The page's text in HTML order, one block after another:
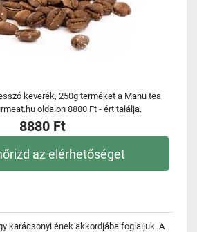
keverék, 250g terméket a Manu tea
oldalon 8880 Ft - ért találja.
8880 Ft
az elérhetőséget
karácsonyi ének akkordjába foglaljuk. A